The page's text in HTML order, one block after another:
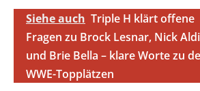
Siehe auch Triple H klärt offene
Fragen zu Brock Lesnar, Nick
und Brie Bella – klare Worte zu
WWE-Topplätzen